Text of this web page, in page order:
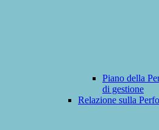
Piano della
di gestione
Relazione sulla